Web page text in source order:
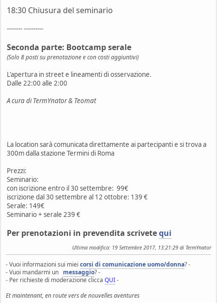
18:30 Chiusura del seminario
-------- ----------
Seconda parte: Bootcamp serale
(Solo 8 posti su prenotazione e con costi aggiuntivi)
L'apertura in street e lineamenti di osservazione.
Dalle 22:00 alle 2:00
A cura di TermYnator & Teomat
La location sarà comunicata direttamente ai partecipanti e si trova a
300m dalla stazione Termini di Roma
Prezzi:
Seminario:
con iscrizione entro il 30 settembre: 99€
iscrizione dal 30 settembre al 12 ottobre: 139 €
Serale: 149€
Seminario + serale 239 €
Per prenotazioni in prevendita scrivetequi
Ultima modifica: 19 Settembre 2017, 13:21:29 di TermYnator
- Vuoi informazioni sui miei corsi di comunicazione uomo/donna? -
- Vuoi mandarmi un messaggio? -
- Per richieste di moderazione clicca QUI-
Et maintenant, en route vers de nouvelles aventures